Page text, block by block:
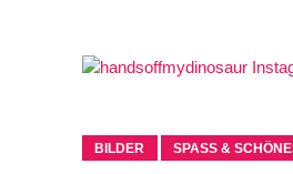
BILDER SPASS & SCHÖNES